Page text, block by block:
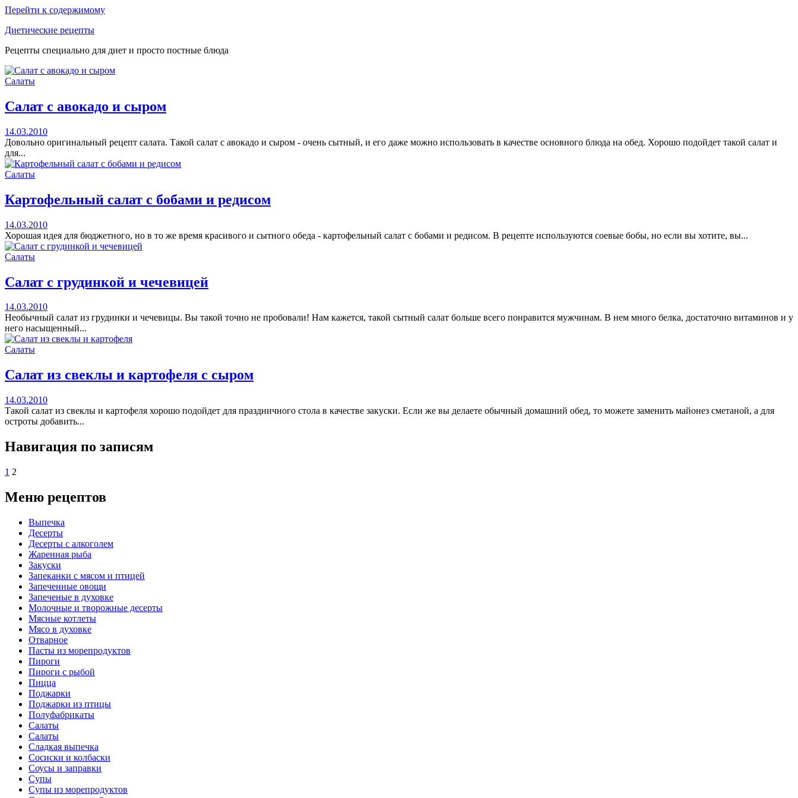
Перейти к содержимому
Диетические рецепты
Рецепты специально для диет и просто постные блюда
Салаты
Салат с авокадо и сыром
14.03.2010
Довольно оригинальный рецепт салата. Такой салат с авокадо и сыром - очень сытный, и его даже можно использовать в качестве основного блюда на обед. Хорошо подойдет такой салат и
для...
Салаты
Картофельный салат с бобами и редисом
14.03.2010
Хорошая идея для бюджетного, но в то же время красивого и сытного обеда - картофельный салат с бобами и редисом. В рецепте используются соевые бобы, но если вы хотите, вы...
Салаты
Салат с грудинкой и чечевицей
14.03.2010
Необычный салат из грудинки и чечевицы. Вы такой точно не пробовали! Нам кажется, такой сытный салат больше всего понравится мужчинам. В нем много белка, достаточно витаминов и у
него насыщенный...
Салаты
Салат из свеклы и картофеля с сыром
14.03.2010
Такой салат из свеклы и картофеля хорошо подойдет для праздничного стола в качестве закуски. Если же вы делаете обычный домашний обед, то можете заменить майонез сметаной, а для
остроты добавить...
Навигация по записям
1 2
Меню рецептов
Выпечка
Десерты
Десерты с алкоголем
Жаренная рыба
Закуски
Запеканки с мясом и птицей
Запеченные овощи
Запеченые в духовке
Молочные и творожные десерты
Мясные котлеты
Мясо в духовке
Отварное
Пасты из морепродуктов
Пироги
Пироги с рыбой
Пицца
Поджарки
Поджарки из птицы
Полуфабрикаты
Салаты
Салаты
Сладкая выпечка
Сосиски и колбаски
Соусы и заправки
Супы
Супы из морепродуктов